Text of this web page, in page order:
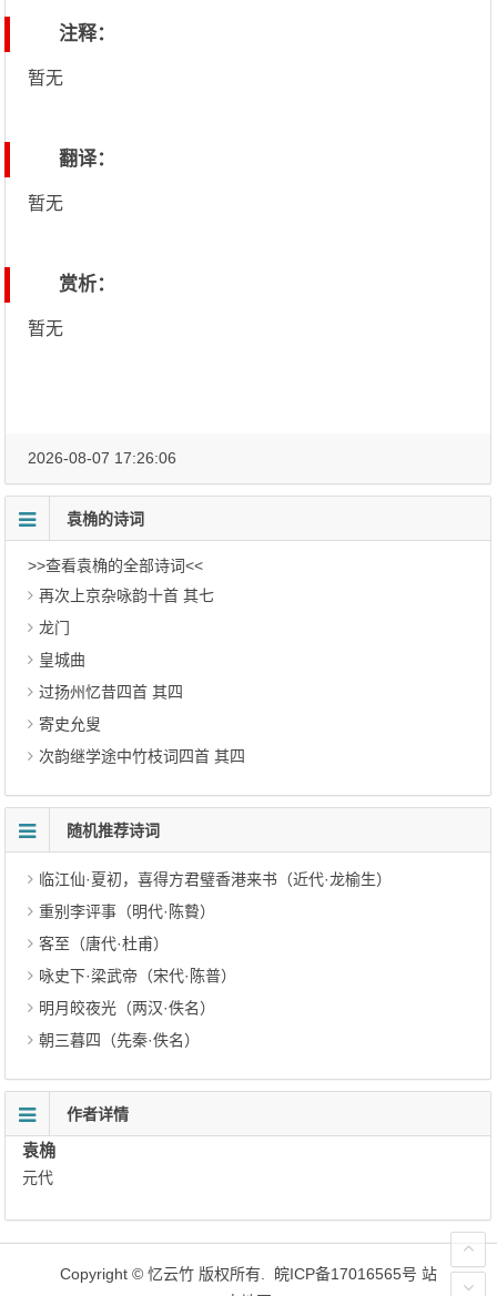
注释：
暂无
翻译：
暂无
赏析：
暂无
2026-08-07 17:26:06
袁桷的诗词
>>查看袁桷的全部诗词<<
再次上京杂咏韵十首 其七
龙门
皇城曲
过扬州忆昔四首 其四
寄史允叟
次韵继学途中竹枝词四首 其四
随机推荐诗词
临江仙·夏初，喜得方君璧香港来书（近代·龙榆生）
重别李评事（明代·陈䞇）
客至（唐代·杜甫）
咏史下·梁武帝（宋代·陈普）
明月皎夜光（两汉·佚名）
朝三暮四（先秦·佚名）
作者详情
袁桷
元代
Copyright © 忆云竹 版权所有. 皖ICP备17016565号 站